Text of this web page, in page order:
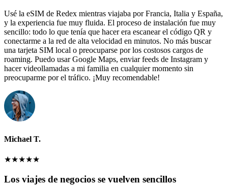
Usé la eSIM de Redex mientras viajaba por Francia, Italia y España,
y la experiencia fue muy fluida. El proceso de instalación fue muy
sencillo: todo lo que tenía que hacer era escanear el código QR y
conectarme a la red de alta velocidad en minutos. No más buscar
una tarjeta SIM local o preocuparse por los costosos cargos de
roaming. Puedo usar Google Maps, enviar feeds de Instagram y
hacer videollamadas a mi familia en cualquier momento sin
preocuparme por el tráfico. ¡Muy recomendable!
Michael T.
★★★★★
Los viajes de negocios se vuelven sencillos